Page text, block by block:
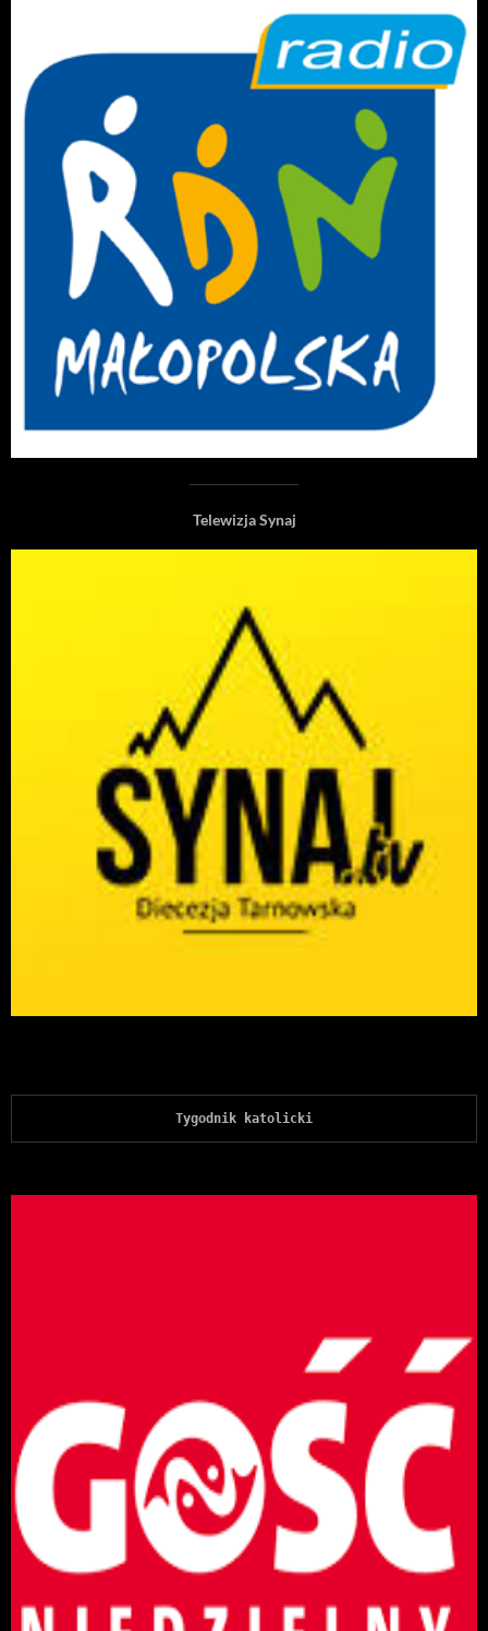
Telewizja Synaj
Tygodnik katolicki